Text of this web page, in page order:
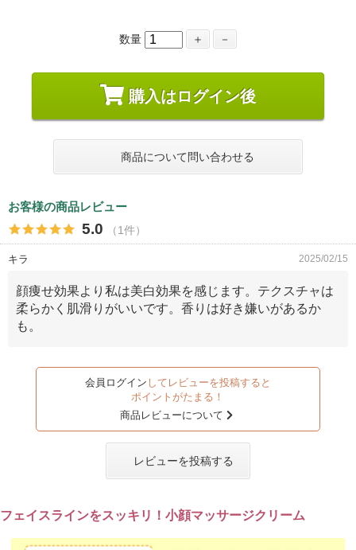
数量 ＋ －
購入はログイン後
商品について問い合わせる
お客様の商品レビュー
5.0 （1件）
キラ 2025/02/15
顔痩せ効果より私は美白効果を感じます。テクスチャは
柔らかく肌滑りがいいです。香りは好き嫌いがあるか
も。
会員ログイン してレビューを投稿すると
ポイントがたまる！
商品レビューについて
レビューを投稿する
フェイスラインをスッキリ！小顔マッサージクリーム